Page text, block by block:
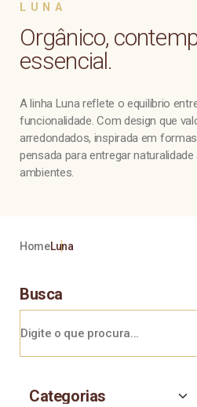
LUNA
Orgânico,
essencial.
A linha Luna reflete o equilíbrio
funcionalidade. Com design que
arredondados, inspirada em
pensada para entregar
ambientes.
HomeLuna
Busca